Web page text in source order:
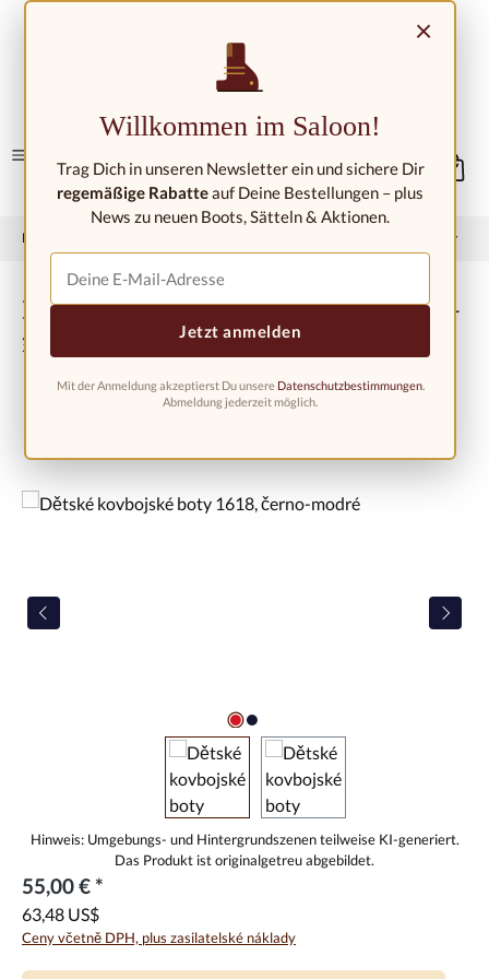
Domů Dětské westernové boty
Dětské kovbojské boty 1618, černo-
modré
Přeskočit galerii obrázků
55,00 € *
63,48 US$
Ceny včetně DPH, plus zasilatelské náklady
×
Willkommen im Saloon!
Trag Dich in unseren Newsletter ein und sichere Dir
regemäßige Rabatteauf Deine Bestellungen – plus
News zu neuen Boots, Sätteln & Aktionen.
Jetzt anmelden
Mit der Anmeldung akzeptierst Du unsere Datenschutzbestimmungen.
Abmeldung jederzeit möglich.